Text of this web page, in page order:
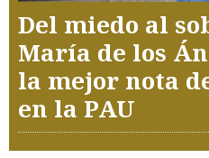
Del miedo al
María de los
la mejor nota
en la PAU